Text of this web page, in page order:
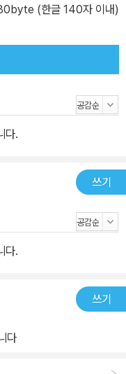
(한글 140자 이내)
다.
쓰기
다.
쓰기
다